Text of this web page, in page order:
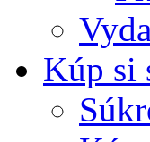
Kúp si